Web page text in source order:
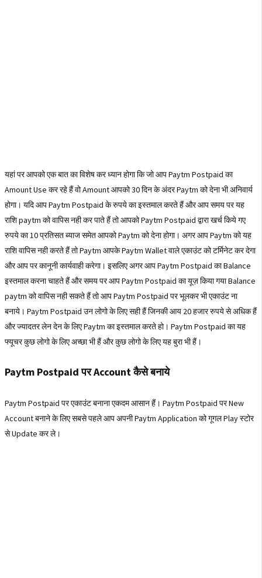
यहां पर आपको एक बात का विशेष कर ध्यान होगा कि जो आप Paytm Postpaid का
Amount Use कर रहे हैं वो Amount आपको 30 दिन के अंदर Paytm को देना भी अनिवार्य
होगा। यदि आप Paytm Postpaid के रुपये का इस्तमाल करते हैं और आप समय पर यह
राशि paytm को वापिस नही कर पाते हैं तो आपको Paytm Postpaid द्वारा खर्च किये गए
रुपये का 10 प्रतिसत ब्याज समेत आपको Paytm को देना होगा। अगर आप Paytm को यह
राशि वापिस नही करते हैं तो Paytm आपके Paytm Wallet वाले एकाउंट को टर्मिनेट कर देगा
और आप पर कानूनी कार्यवाही करेगा। इसलिए अगर आप Paytm Postpaid का Balance
इस्तमाल करना चाहते हैं और समय पर आप Paytm Postpaid का यूज़ किया गया Balance
paytm को वापिस नही सकते हैं तो आप Paytm Postpaid पर भूलकर भी एकाउंट ना
बनाये। Paytm Postpaid उन लोगो के लिए सही हैं जिनकी आय 20 हजार रुपये से अधिक हैं
और ज्यादतर लेन देन के लिए Paytm का इस्तमाल करते हो। Paytm Postpaid का यह
फ्यूचर कुछ लोगो के लिए अच्छा भी हैं और कुछ लोगो के लिए यह बुरा भी हैं।
Paytm Postpaid पर Account कैसे बनाये
Paytm Postpaid पर एकाउंट बनाना एकदम आसान हैं। Paytm Postpaid पर New
Account बनाने के लिए सबसे पहले आप अपनी Paytm Application को गूगल Play स्टोर
से Update कर ले।